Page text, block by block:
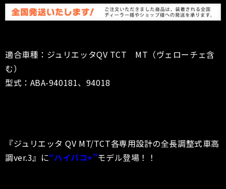
適合車種：ジュリエッタQV TCT MT（ヴェローチェ含
む）
型式：ABA-940181、94018
『ジュリエッタ QV MT/TCT各専用設計の全長調整式車高
調ver.3』に“ハイパコ+”モデル登場！！